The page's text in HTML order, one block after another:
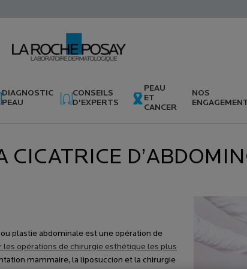
DIAGNOSTIC
PEAU
CONSEILS
D'EXPERTS
PEAU
ET
CANCER
NOS
plastie abdominale est une opération de
les opérations de chirurgie esthétique les plus
mammaire, la liposuccion et la chirurgie